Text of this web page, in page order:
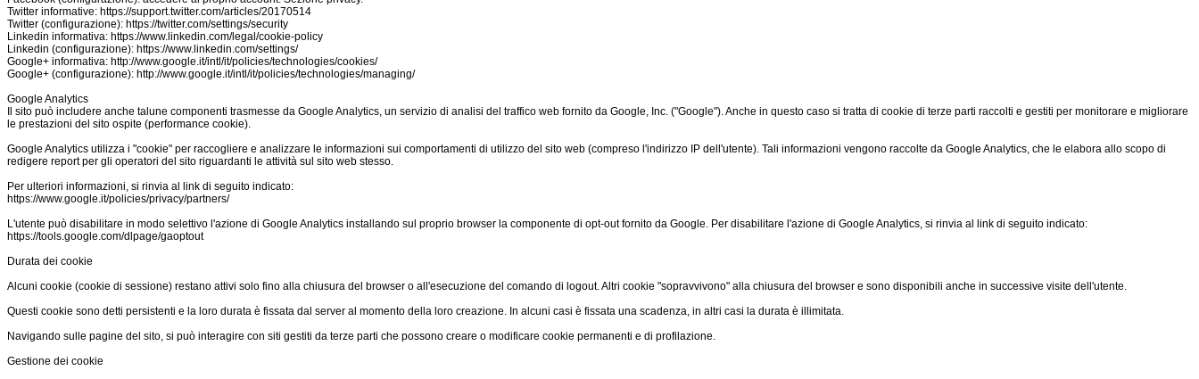
Twitter informative: https://support.twitter.com/articles/20170514
Twitter (configurazione): https://twitter.com/settings/security
Linkedin informativa: https://www.linkedin.com/legal/cookie-policy
Linkedin (configurazione): https://www.linkedin.com/settings/
Google+ informativa: http://www.google.it/intl/it/policies/technologies/cookies/
Google+ (configurazione): http://www.google.it/intl/it/policies/technologies/managing/
Google Analytics
Il sito può includere anche talune componenti trasmesse da Google Analytics, un servizio di analisi del traffico web fornito da Google, Inc. ("Google"). Anche in questo caso si tratta di cookie di terze parti raccolti e gestiti per monitorare e migliorare
le prestazioni del sito ospite (performance cookie).
Google Analytics utilizza i "cookie" per raccogliere e analizzare le informazioni sui comportamenti di utilizzo del sito web (compreso l'indirizzo IP dell'utente). Tali informazioni vengono raccolte da Google Analytics, che le elabora allo scopo di
redigere report per gli operatori del sito riguardanti le attività sul sito web stesso.
Per ulteriori informazioni, si rinvia al link di seguito indicato:
https://www.google.it/policies/privacy/partners/
L'utente può disabilitare in modo selettivo l'azione di Google Analytics installando sul proprio browser la componente di opt-out fornito da Google. Per disabilitare l'azione di Google Analytics, si rinvia al link di seguito indicato:
https://tools.google.com/dlpage/gaoptout
Durata dei cookie
Alcuni cookie (cookie di sessione) restano attivi solo fino alla chiusura del browser o all'esecuzione del comando di logout. Altri cookie "sopravvivono" alla chiusura del browser e sono disponibili anche in successive visite dell'utente.
Questi cookie sono detti persistenti e la loro durata è fissata dal server al momento della loro creazione. In alcuni casi è fissata una scadenza, in altri casi la durata è illimitata.
Navigando sulle pagine del sito, si può interagire con siti gestiti da terze parti che possono creare o modificare cookie permanenti e di profilazione.
Gestione dei cookie